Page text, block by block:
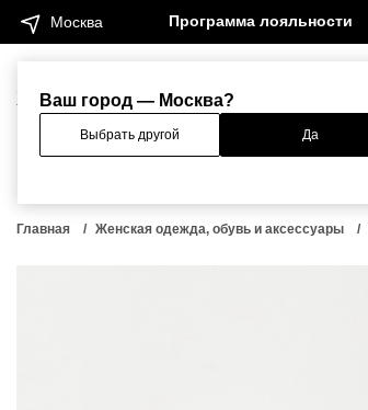
Ваш город — Москва?
Выбрать другой Да
Москва Программа лояльности
Женщинам Мужчинам
Главная Женская одежда, обувь и аксессуары